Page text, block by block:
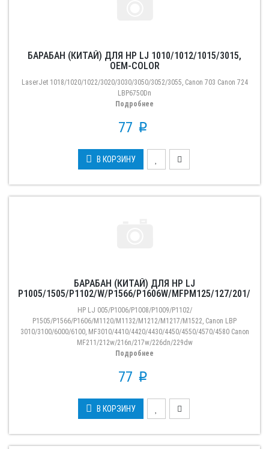
БАРАБАН (КИТАЙ) ДЛЯ HP LJ 1010/1012/1015/3015,
OEM-COLOR
LaserJet 1018/1020/1022/3020/3030/3050/3052/3055, Canon 703 Canon 724
LBP6750Dn
Подробнее
77 p
В КОРЗИНУ
БАРАБАН (КИТАЙ) ДЛЯ HP LJ
P1005/1505/P1102/W/P1566/P1606W/MFPM125/127/201/225,
HP LJ 005/P1006/P1008/P1009/P1102/
P1505/P1566/P1606/M1120/M1132/M1212/M1217/M1522, Canon LBP
3010/3100/6000/6100, MF3010/4410/4420/4430/4450/4550/4570/4580 Canon
MF211/212w/216n/217w/226dn/229dw
Подробнее
77 p
В КОРЗИНУ